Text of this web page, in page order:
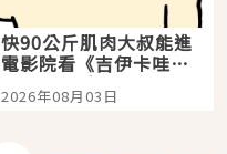
快90公斤肌肉大叔能進
電影院看《吉伊卡哇》
嗎？日本重金屬樂團
「打首」會長與nagano
2026年08月03日